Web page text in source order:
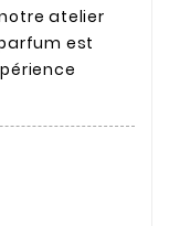
atelier
est